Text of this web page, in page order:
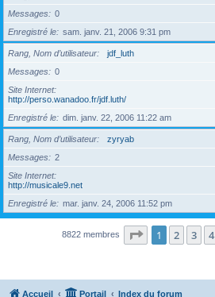
Messages
0
Enregistré le
sam. janv. 21, 2006 9:31 pm
Rang, Nom d’utilisateur
jdf_luth
Messages
0
Site Internet
http://perso.wanadoo.fr/jdf.luth/
Enregistré le
dim. janv. 22, 2006 11:22 am
Rang, Nom d’utilisateur
zyryab
Messages
2
Site Internet
http://musicale9.net
Enregistré le
mar. janv. 24, 2006 11:52 pm
8822 membres Page 1sur177
1 2 3 4
Accueil Portail Index du forum